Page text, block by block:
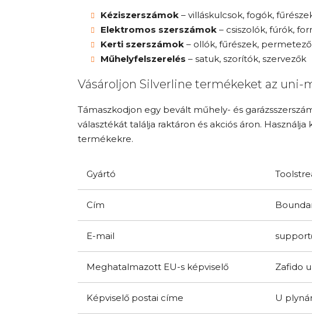
Kéziszerszámok – villáskulcsok, fogók,
Elektromos szerszámok – csiszolók, fúrók,
Kerti szerszámok – ollók, fűrészek,
Műhelyfelszerelés – satuk, szorítók, szervezők
Vásároljon Silverline termékeket az uni-
Támaszkodjon egy bevált műhely- és
választékát találja raktáron és akciós áron.
termékekre.
Gyártó
Cím
E-mail
Meghatalmazott EU-s képviselő Zafido
Képviselő postai címe U